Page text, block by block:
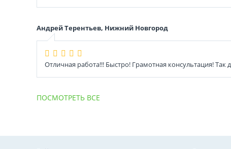
Андрей Терентьев, Нижний Новгород
Отличная работа!!! Быстро! Грамотная консультация! Так
ПОСМОТРЕТЬ ВСЕ